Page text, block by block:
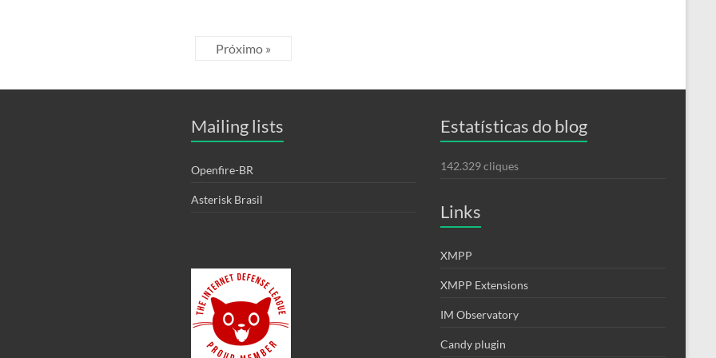
Próximo »
Mailing lists
Openfire-BR
Asterisk Brasil
Estatísticas do blog
142.329 cliques
Links
XMPP
XMPP Extensions
IM Observatory
Candy plugin